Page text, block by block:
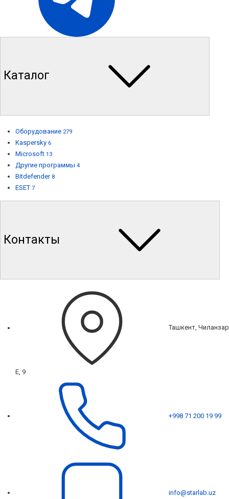
Каталог
Оборудование 279
Kaspersky 6
Microsoft 13
Другие программы 4
Bitdefender 8
ESET 7
Контакты
Ташкент, Чиланзар
Е, 9
+998 71 200 19 99
info@starlab.uz